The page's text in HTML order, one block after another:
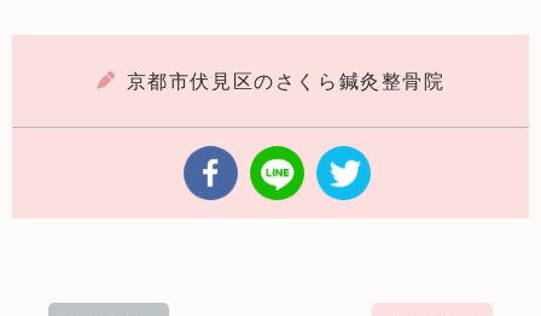
京都市伏見区のさくら鍼灸整骨院